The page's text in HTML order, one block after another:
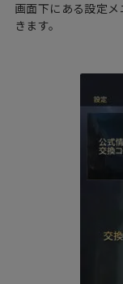
画面下にある設定
きます。